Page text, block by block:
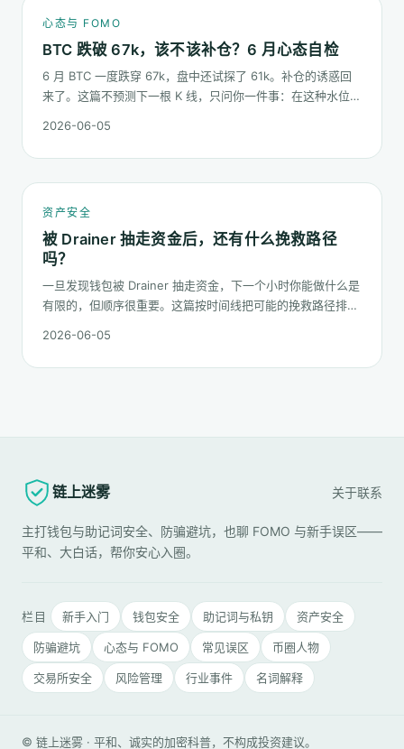
心态与 FOMO
BTC 跌破 67k，该不该补仓？6 月心态自检
6 月 BTC 一度跌穿 67k，盘中还试探了 61k。补仓的诱惑回
来了。这篇不预测下一根 K 线，只问你一件事：在这种水位面
2026-06-05
资产安全
被 Drainer 抽走资金后，还有什么挽救路径
吗？
一旦发现钱包被 Drainer 抽走资金，下一个小时你能做什么是
有限的，但顺序很重要。这篇按时间线把可能的挽救路径排一
实，以及更长期的善后。
2026-06-05
链上迷雾 关于联系
主打钱包与助记词安全、防骗避坑，也聊 FOMO 与新手误区——
平和、大白话，帮你安心入圈。
栏目 新手入门 钱包安全 助记词与私钥 资产安全
防骗避坑 心态与 FOMO 常见误区 币圈人物
交易所安全 风险管理 行业事件 名词解释
© 链上迷雾 · 平和、诚实的加密科普，不构成投资建议。